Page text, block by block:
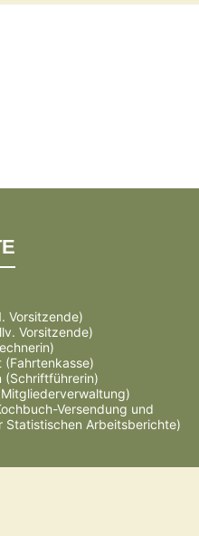
Vorsitzende)
Vorsitzende)
(Fahrtenkasse)
(Schriftführerin)
Versendung und
Statistischen Arbeitsberichte)